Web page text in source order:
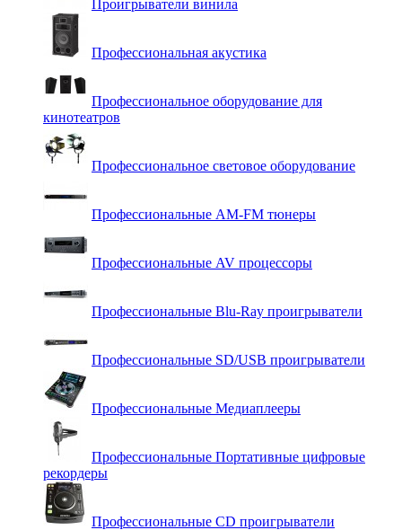
Проигрыватели винила
Профессиональная акустика
Профессиональное оборудование для
кинотеатров
Профессиональное световое оборудование
Профессиональные AM-FM тюнеры
Профессиональные AV процессоры
Профессиональные Blu-Ray проигрыватели
Профессиональные SD/USB проигрыватели
Профессиональные Медиаплееры
Профессиональные Портативные цифровые
рекордеры
Профессиональные СD проигрыватели